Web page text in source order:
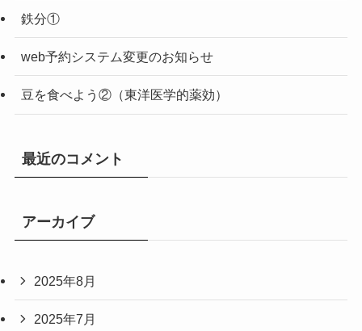
鉄分①
web予約システム変更のお知らせ
豆を食べよう②（東洋医学的薬効）
最近のコメント
アーカイブ
2025年8月
2025年7月